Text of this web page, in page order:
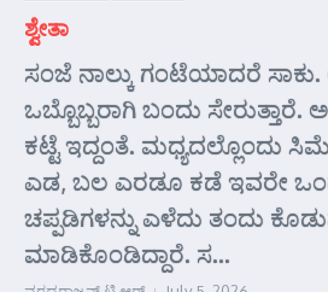
ಶ್ವೇತಾ
ಸಂಜೆ ನಾಲ್ಕು ಗಂಟೆಯಾದರೆ
ಒಬ್ಬೊಬ್ಬರಾಗಿ ಬಂದು
ಕಟ್ಟೆ ಇದ್ದಂತೆ. ಮಧ್ಯದಲ್ಲೊಂದು
ಎಡ, ಬಲ ಎರಡೂ ಕಡೆ ಇವರೇ
ಚಪ್ಪಡಿಗಳನ್ನು ಎಳೆದು ತಂದು
ಮಾಡಿಕೊಂಡಿದ್ದಾರೆ. ಸ...